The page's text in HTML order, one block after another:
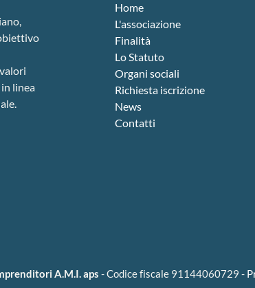
linea
Home
L'associazione
Finalità
Lo Statuto
Organi sociali
Richiesta iscrizione
News
Contatti
A.M.I. aps - Codice fiscale 91144060729 -